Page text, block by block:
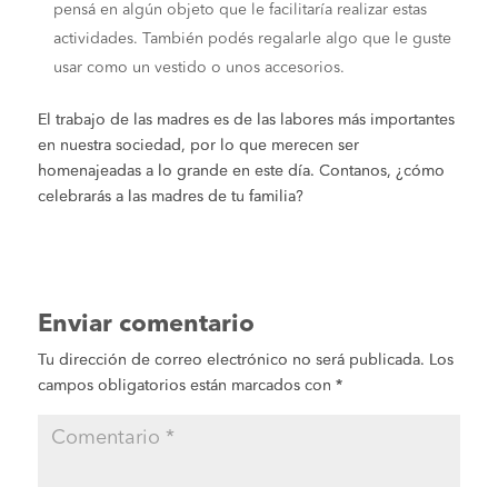
pensá en algún objeto que le facilitaría realizar estas
actividades. También podés regalarle algo que le guste
usar como un vestido o unos accesorios.
El trabajo de las madres es de las labores más importantes
en nuestra sociedad, por lo que merecen ser
homenajeadas a lo grande en este día. Contanos, ¿cómo
celebrarás a las madres de tu familia?
Enviar comentario
Tu dirección de correo electrónico no será publicada. Los
campos obligatorios están marcados con *